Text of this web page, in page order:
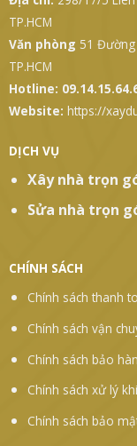
TP.HCM
Văn phòng
51
TP.HCM
Hotline:
Website:
https://
Xây nhà trọn
Sửa nhà trọn
CHÍNH SÁCH
Chính sách thanh
Chính sách vận
Chính sách bảo hành
Chính sách xử lý
Chính sách bảo